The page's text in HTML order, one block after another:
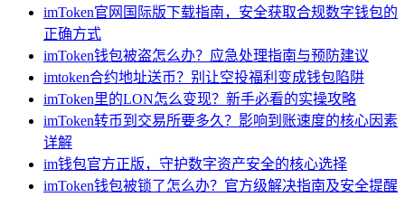
imToken官网国际版下载指南，安全获取合规数字钱包的
正确方式
imToken钱包被盗怎么办？应急处理指南与预防建议
imtoken合约地址送币？别让空投福利变成钱包陷阱
imToken里的LON怎么变现？新手必看的实操攻略
imToken转币到交易所要多久？影响到账速度的核心因素
详解
im钱包官方正版，守护数字资产安全的核心选择
imToken钱包被锁了怎么办？官方级解决指南及安全提醒